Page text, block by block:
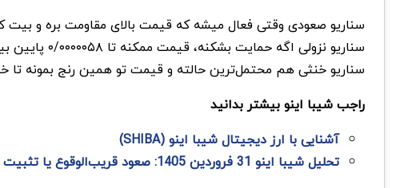
سناریو صعودی وقتی فعال میشه که قیمت بالای مقاومت بره و بیت کوین
سناریو نزولی اگه حمایت بشکنه، قیمت ممکنه تا ۰/۰۰۰۰۰۵۸ پایین بیاد.
سناریو خنثی هم محتمل‌ترین حالته و قیمت تو همین رنج بمونه تا
راجب شیبا اینو بیشتر بدانید
آشنایی با ارز دیجیتال شیبا اینو (SHIBA)
تحلیل شیبا اینو 31 فروردین 1405: صعود قریب‌الوقوع یا تثبیت بیشتر؟